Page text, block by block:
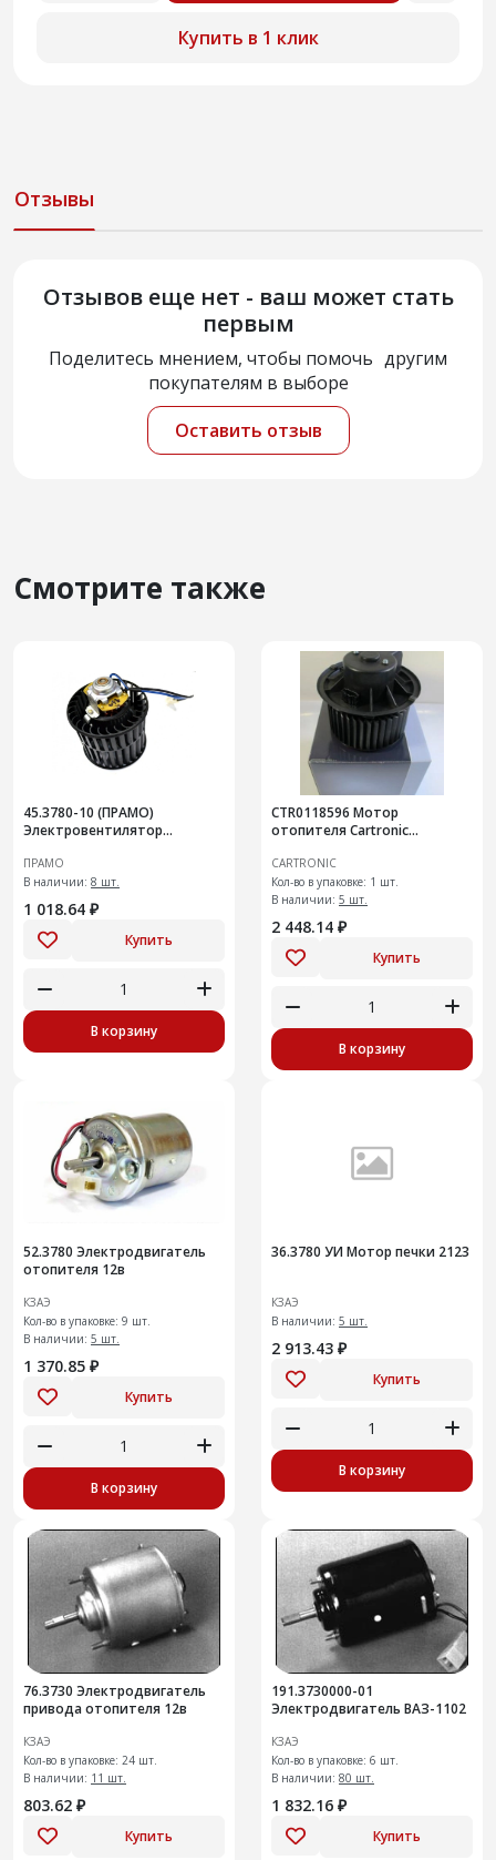
Купить в 1 клик
Отзывы
Отзывов еще нет - ваш может стать
первым
Поделитесь мнением, чтобы помочь другим
покупателям в выборе
Оставить отзыв
Смотрите также
45.3780-10 (ПРАМО)
Электровентилятор
ПРАМО
В наличии: 8 шт.
1 018.64 ₽
Купить
В корзину
CTR0118596 Мотор
отопителя Cartronic
CARTRONIC
Кол-во в упаковке: 1 шт.
В наличии: 5 шт.
2 448.14 ₽
Купить
В корзину
52.3780 Электродвигатель
отопителя 12в
КЗАЭ
Кол-во в упаковке: 9 шт.
В наличии: 5 шт.
1 370.85 ₽
Купить
В корзину
36.3780 УИ Мотор печки 2123
КЗАЭ
В наличии: 5 шт.
2 913.43 ₽
Купить
В корзину
76.3730 Электродвигатель
привода отопителя 12в
КЗАЭ
Кол-во в упаковке: 24 шт.
В наличии: 11 шт.
803.62 ₽
Купить
191.3730000-01
Электродвигатель ВАЗ-1102
КЗАЭ
Кол-во в упаковке: 6 шт.
В наличии: 80 шт.
1 832.16 ₽
Купить